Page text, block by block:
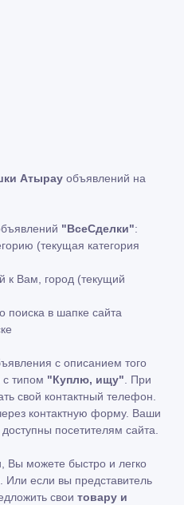
Атырау объявлений на
"ВсеСделки":
(текущая категория
к Вам, город (текущий
поиска в шапке сайта
с описанием того
с типом "Куплю, ищу" . При
свой контактный телефон.
контактную форму. Ваши
посетителям сайта.
Вы можете быстро и легко
Или если вы представитель
свои товару и